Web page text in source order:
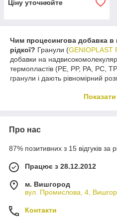
Ціну уточнюйте
Чим процесингова добавка в
рідкої? Гранули (GENIOPLAST
добавки на
термопластів (PE, PP, PA, PC,
гранули і дають рівномірний
ПВХ, реактивний Fluid 220 - у
компаундуванням за високих
прямої екструзії їх
Як дозування силіконової
впливає на результат?За 0,1-
ефект: нижчий крутний момент і
менша в'язкість розплаву,
знімання виробу. За 1-5%
стирання, гладкіша поверхня.
Про нас
87% позитивних з 15 відгуків за
Працює з 28.12.2012
м. Вишгород
вул. Промислова, 4,
Контакти